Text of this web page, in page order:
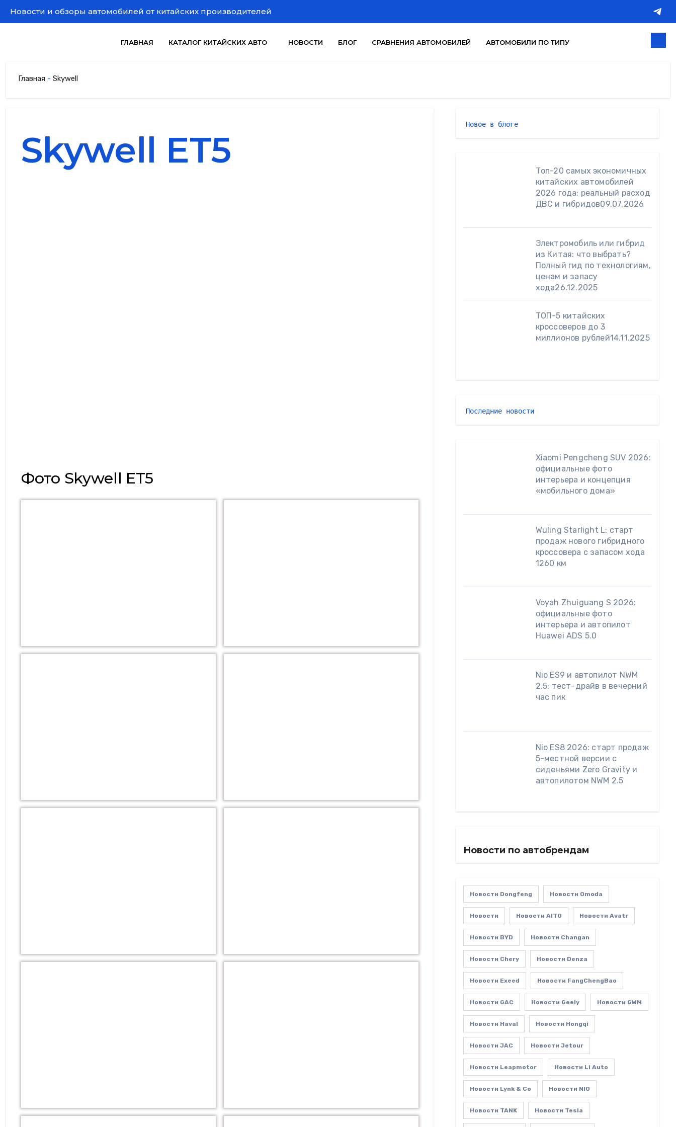
Новости и обзоры автомобилей от китайских производителей
ГЛАВНАЯ КАТАЛОГ КИТАЙСКИХ АВТО НОВОСТИ БЛОГ СРАВНЕНИЯ АВТОМОБИЛЕЙ АВТОМОБИЛИ ПО ТИПУ
Главная - Skywell
Skywell ET5
Фото Skywell ET5
Новое в блоге
Топ-20 самых экономичных
китайских автомобилей
2026 года: реальный расход
ДВС и гибридов09.07.2026
Электромобиль или гибрид
из Китая: что выбрать?
Полный гид по технологиям,
ценам и запасу
хода26.12.2025
ТОП-5 китайских
кроссоверов до 3
миллионов рублей14.11.2025
Последние новости
Xiaomi Pengcheng SUV 2026:
официальные фото
интерьера и концепция
«мобильного дома»
Wuling Starlight L: старт
продаж нового гибридного
кроссовера с запасом хода
1260 км
Voyah Zhuiguang S 2026:
официальные фото
интерьера и автопилот
Huawei ADS 5.0
Nio ES9 и автопилот NWM
2.5: тест-драйв в вечерний
час пик
Nio ES8 2026: старт продаж
5-местной версии с
сиденьями Zero Gravity и
автопилотом NWM 2.5
Новости по автобрендам
Новости Dongfeng Новости Omoda
Новости Новости AITO Новости Avatr
Новости BYD Новости Changan
Новости Chery Новости Denza
Новости Exeed Новости FangChengBao
Новости GAC Новости Geely Новости GWM
Новости Haval Новости Hongqi
Новости JAC Новости Jetour
Новости Leapmotor Новости Li Auto
Новости Lynk & Co Новости NIO
Новости TANK Новости Tesla